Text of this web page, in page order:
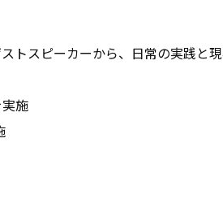
トスピーカーから、 日常の実践と
施